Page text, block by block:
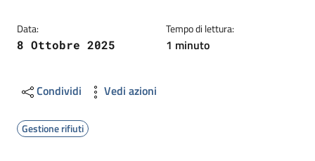
Data:
8 Ottobre 2025
Tempo di lettura:
1 minuto
Condividi Vedi azioni
Gestione rifiuti